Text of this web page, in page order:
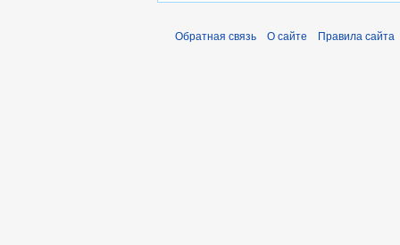
Обратная связь О сайте Правила сайта